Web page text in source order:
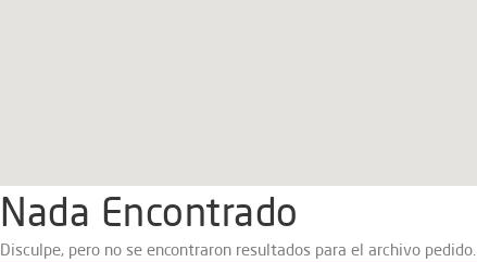
Nada Encontrado
Disculpe, pero no se encontraron resultados para el archivo pedido.